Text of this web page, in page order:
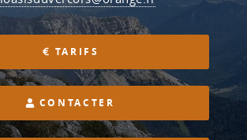
TARIFS
CONTACTER